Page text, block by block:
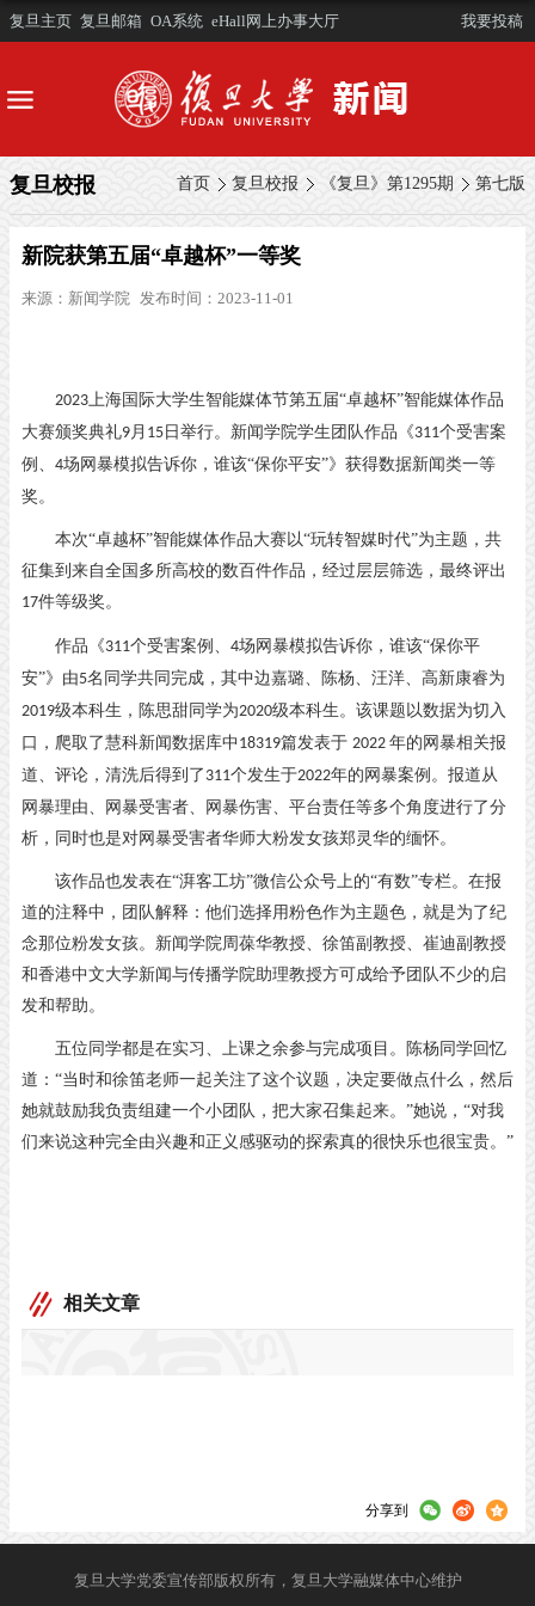
复旦主页 复旦邮箱 OA系统 eHall网上办事大厅 我要投稿
首页 复旦校报 《复旦》第1295期 第七版
复旦校报
新院获第五届“卓越杯”一等奖
来源： 新闻学院 发布时间：2023-11-01
2023上海国际大学生智能媒体节第五届“卓越杯”智能媒体作品
大赛颁奖典礼9月 15 日举行。新闻学院学生团队作品《311个受害案
例、 4场网暴模拟告诉你，谁该“保你平安”》获得数据新闻类一等
奖。
本次“卓越杯”智能媒体作品大赛以“玩转智媒时代”为主题，共
征集到来自全国多所高校的数百件作品，经过层层筛选，最终评出
17件等级奖。
作品《311个受害案例、 4场网暴模拟告诉你，谁该“保你平
安”》由5名同学共同完成，其中边嘉璐、陈杨、汪洋、高新康睿为
2019级本科生，陈思甜同学为2020级本科生。该课题以数据为切入
口，爬取了慧科新闻数据库中 18319篇发表于 2022 年的网暴相关报
道、评论，清洗后得到了 311个发生于2022年的网暴案例。报道从
网暴理由、网暴受害者、网暴伤害、平台责任等多个角度进行了分
析，同时也是对网暴受害者华师大粉发女孩郑灵华的缅怀。
该作品也发表在“湃客工坊”微信公众号上的“有数”专栏。在报
道的注释中，团队解释：他们选择用粉色作为主题色，就是为了纪
念那位粉发女孩。新闻学院周葆华教授、徐笛副教授、崔迪副教授
和香港中文大学新闻与传播学院助理教授方可成给予团队不少的启
发和帮助。
五位同学都是在实习、上课之余参与完成项目。陈杨同学回忆
道： “当时和徐笛老师一起关注了这个议题，决定要做点什么，然后
她就鼓励我负责组建一个小团队，把大家召集起来。”她说，“对我
们来说这种完全由兴趣和正义感驱动的探索真的很快乐也很宝贵。”
相关文章
分享到
复旦大学党委宣传部版权所有，复旦大学融媒体中心维护